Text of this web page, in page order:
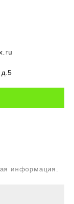
д.5
информация.